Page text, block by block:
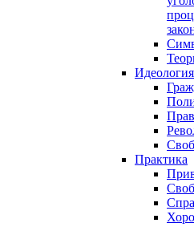
Идеология
Практика